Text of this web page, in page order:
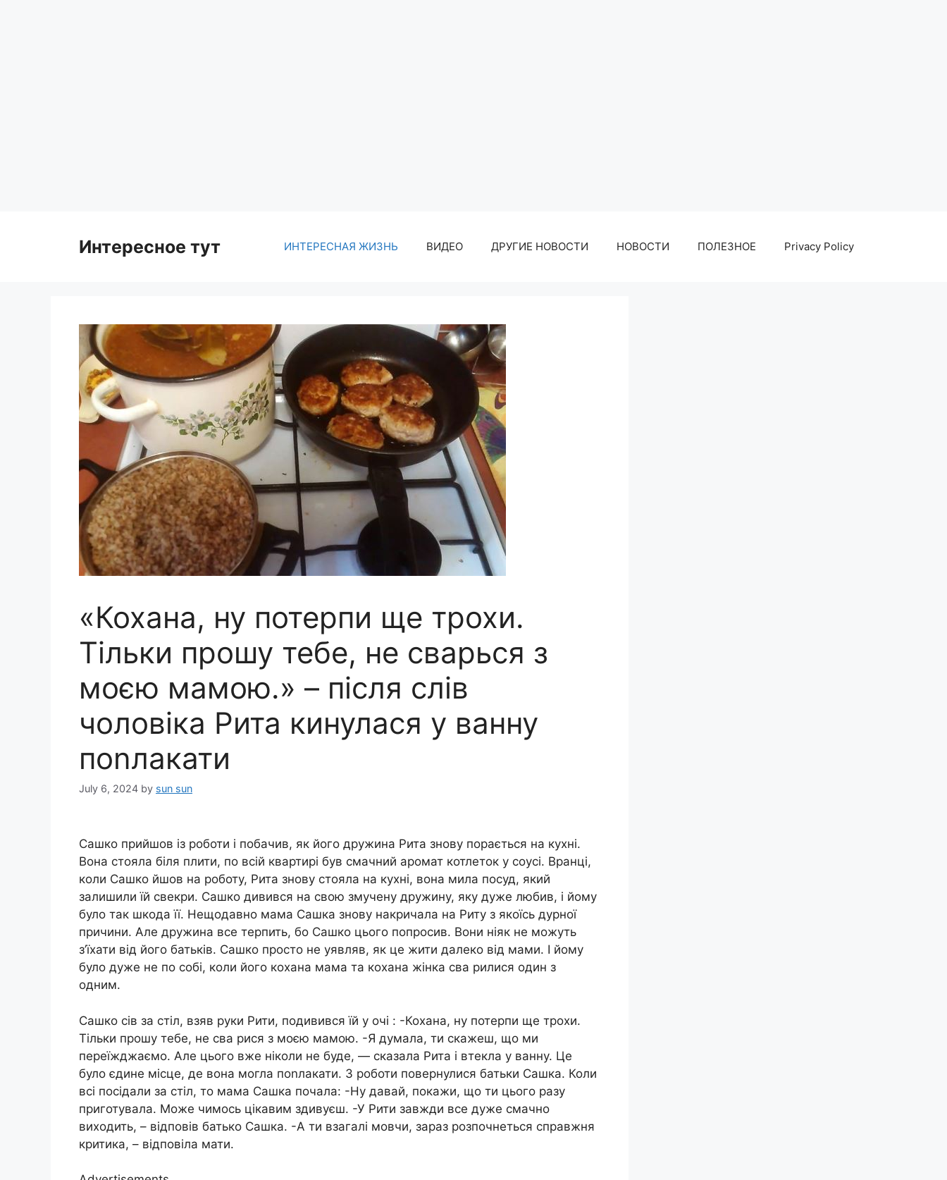
Интересное тут ИНТЕРЕСНАЯ ЖИЗНЬ ВИДЕО ДРУГИЕ НОВОСТИ НОВОСТИ ПОЛЕЗНОЕ Privacy Policy
«Кохана, ну потерпи ще трохи.
Тільки прошу тебе, не сварься з
моєю мамою.» – після слів
чоловіка Рита кинулася у ванну
поnлакати
July 6, 2024 by sun sun
Сашко прийшов із роботи і побачив, як його дружина Рита знову порається на кухні.
Вона стояла біля плити, по всій квартирі був смачний аромат котлеток у соусі. Вранці,
коли Сашко йшов на роботу, Рита знову стояла на кухні, вона мила посуд, який
залишили їй свекри. Сашко дивився на свою змучену дружину, яку дуже любив, і йому
було так шкода її. Нещодавно мама Сашка знову накричала на Риту з якоїсь дурної
причини. Але дружина все терпить, бо Сашко цього попросив. Вони ніяк не можуть
з’їхати від його батьків. Сашко просто не уявляв, як це жити далеко від мами. І йому
було дуже не по собі, коли його кохана мама та кохана жінка сва рилися один з
одним.
Сашко сів за стіл, взяв руки Рити, подивився їй у очі : -Кохана, ну потерпи ще трохи.
Тільки прошу тебе, не сва рися з моєю мамою. -Я думала, ти скажеш, що ми
переїжджаємо. Але цього вже ніколи не буде, — сказала Рита і втекла у ванну. Це
було єдине місце, де вона могла поnлакати. З роботи повернулися батьки Сашка. Коли
всі посідали за стіл, то мама Сашка почала: -Ну давай, покажи, що ти цього разу
приготувала. Може чимось цікавим здивуєш. -У Рити завжди все дуже смачно
виходить, – відповів батько Сашка. -А ти взагалі мовчи, зараз розпочнеться справжня
критика, – відповіла мати.